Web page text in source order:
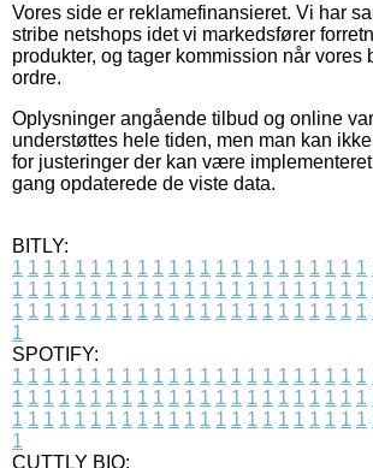
Vores side er reklamefinansieret. Vi har
stribe netshops idet vi markedsfører
produkter, og tager kommission når vores
ordre.
Oplysninger angående tilbud og online
understøttes hele tiden, men man kan
for justeringer der kan være
gang opdaterede de viste data.
BITLY:
1 1 1 1 1 1 1 1 1 1 1 1 1 1 1 1 1 1 1 1 1 1 1
1 1 1 1 1 1 1 1 1 1 1 1 1 1 1 1 1 1 1 1 1 1 1
1 1 1 1 1 1 1 1 1 1 1 1 1 1 1 1 1 1 1 1 1 1 1
1
SPOTIFY:
1 1 1 1 1 1 1 1 1 1 1 1 1 1 1 1 1 1 1 1 1 1 1
1 1 1 1 1 1 1 1 1 1 1 1 1 1 1 1 1 1 1 1 1 1 1
1 1 1 1 1 1 1 1 1 1 1 1 1 1 1 1 1 1 1 1 1 1 1
1
CUTTLY BIO: